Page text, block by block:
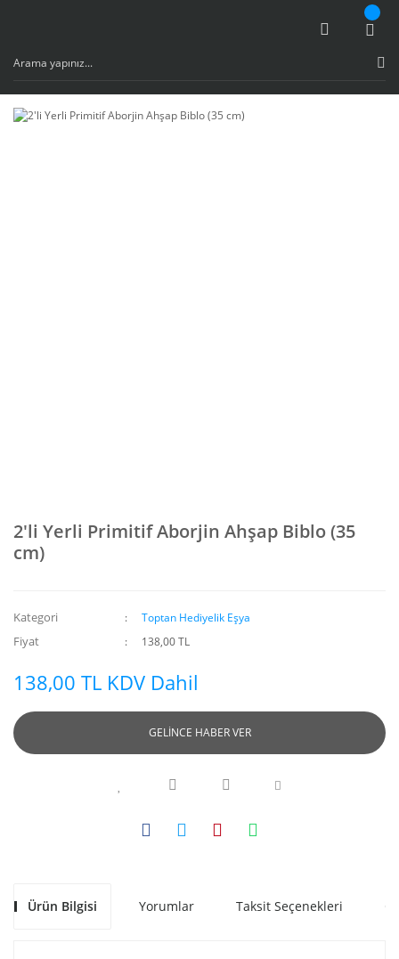
2'li Yerli Primitif Aborjin Ahşap Biblo (35
cm)
Kategori Toptan Hediyelik Eşya
Fiyat 138,00 TL
138,00 TL KDV Dahil
GELİNCE HABER VER
Ürün Bilgisi Yorumlar Taksit Seçenekleri